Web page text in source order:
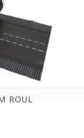
ROUL